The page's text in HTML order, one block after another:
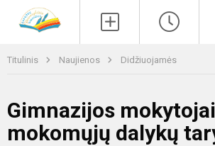
Titulinis Naujienos Didžiuojamės
Gimnazijos
mokomųjų dalykų